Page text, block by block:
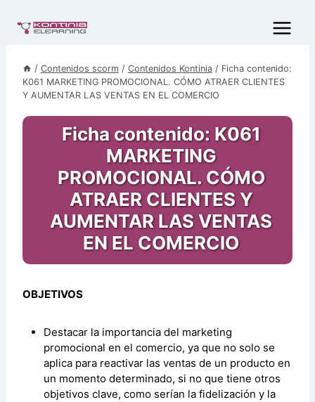
contenido
/ Contenidos scorm / Contenidos Kontinia / Ficha contenido:
K061 MARKETING PROMOCIONAL. CÓMO ATRAER CLIENTES
Y AUMENTAR LAS VENTAS EN EL COMERCIO
Ficha contenido: K061
MARKETING
PROMOCIONAL. CÓMO
ATRAER CLIENTES Y
AUMENTAR LAS VENTAS
EN EL COMERCIO
OBJETIVOS
Destacar la importancia del marketing
promocional en el comercio, ya que no solo se
aplica para reactivar las ventas de un producto en
un momento determinado, si no que tiene otros
objetivos clave, como serían la fidelización y la